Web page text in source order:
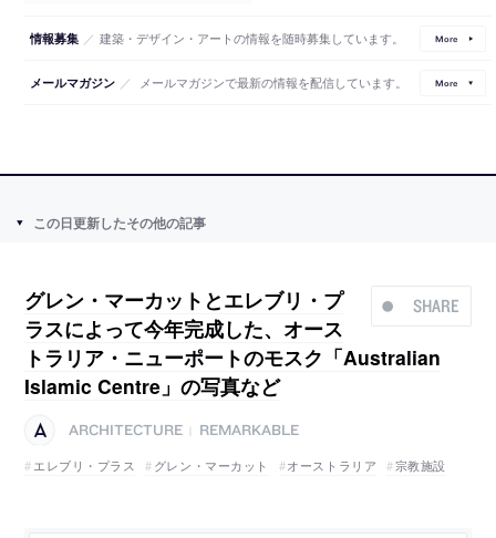
情報募集 ／ 建築・デザイン・アートの情報を随時募集しています。 More
メールマガジン ／ メールマガジンで最新の情報を配信しています。 More
この日更新したその他の記事
SHARE
グレン・マーカットとエレブリ・プ
ラスによって今年完成した、オース
トラリア・ニューポートのモスク「Australian
Islamic Centre」の写真など
ARCHITECTURE
REMARKABLE
エレブリ・プラス
グレン・マーカット オーストラリア 宗教施設